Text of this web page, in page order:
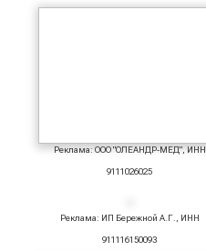
Реклама: ООО "ОЛЕАНДР-МЕД", ИНН
9111026025
Реклама: ИП Бережной А.Г., ИНН
911116150093